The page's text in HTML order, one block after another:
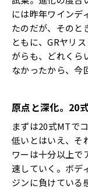
には昨年ワインデ
たのだが、そのと
ともに、GRヤリ
がらも、どれくら
なかったから、今
原点と深化。 20
まずは20式MTで
低いとはいえ、そ
ワーは十分以上で
速していく。ボデ
ジンに負けている